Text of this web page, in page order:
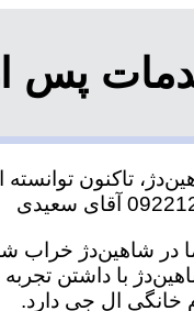
پس
تاکنون
شاهین‌دژ خراب
با داشتن تجربه
خانگی ال جی دارد.